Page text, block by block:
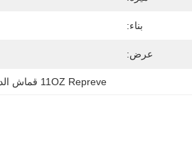
بناء:
عرض:
11OZ Repreve قماش الدينيم